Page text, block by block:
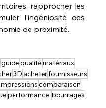
rapprocher les
l’ingéniosité des
de proximité.
guidequalitématériaux
3D acheterfournisseurs
impressionscomparaison
performance.bourrages